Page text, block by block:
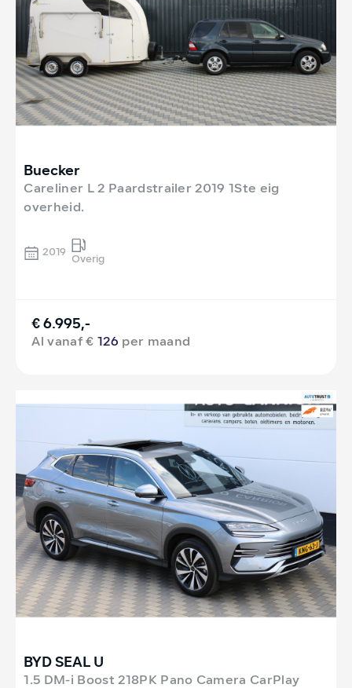
Buecker
Careliner L 2 Paardstrailer 2019 1Ste eig
overheid.
2019 Overig
€ 6.995,-
Al vanaf €126 per maand
BYD SEAL U
1.5 DM-i Boost 218PK Pano Camera CarPlay